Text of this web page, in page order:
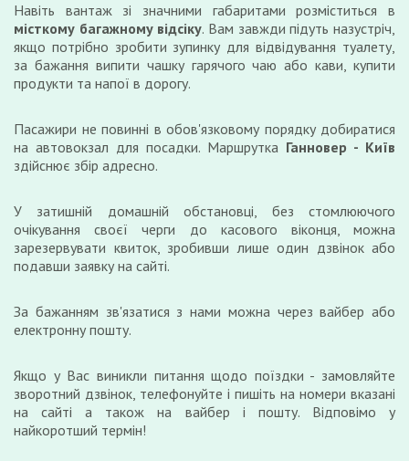
Навіть вантаж зі значними габаритами розміститься в
місткому багажному відсіку. Вам завжди підуть назустріч,
якщо потрібно зробити зупинку для відвідування туалету,
за бажання випити чашку гарячого чаю або кави, купити
продукти та напої в дорогу.
Пасажири не повинні в обов'язковому порядку добиратися
на автовокзал для посадки. Маршрутка Ганновер - Київ
здійснює збір адресно.
У затишній домашній обстановці, без стомлюючого
очікування своєї черги до касового віконця, можна
зарезервувати квиток, зробивши лише один дзвінок або
подавши заявку на сайті.
За бажанням зв'язатися з нами можна через вайбер або
електронну пошту.
Якщо у Вас виникли питання щодо поїздки - замовляйте
зворотний дзвінок, телефонуйте і пишіть на номери вказані
на сайті а також на вайбер і пошту. Відповімо у
найкоротший термін!